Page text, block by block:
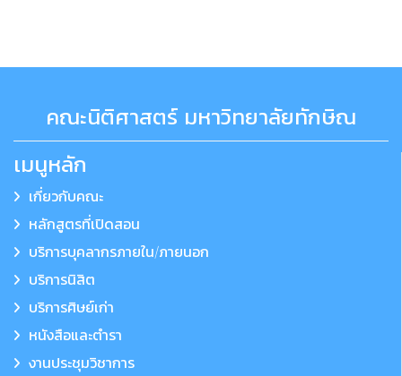
คณะนิติศาสตร์ มหาวิทยาลัยทักษิณ
เมนูหลัก
เกี่ยวกับคณะ
หลักสูตรที่เปิดสอน
บริการบุคลากรภายใน/ภายนอก
บริการนิสิต
บริการศิษย์เก่า
หนังสือและตำรา
งานประชุมวิชาการ